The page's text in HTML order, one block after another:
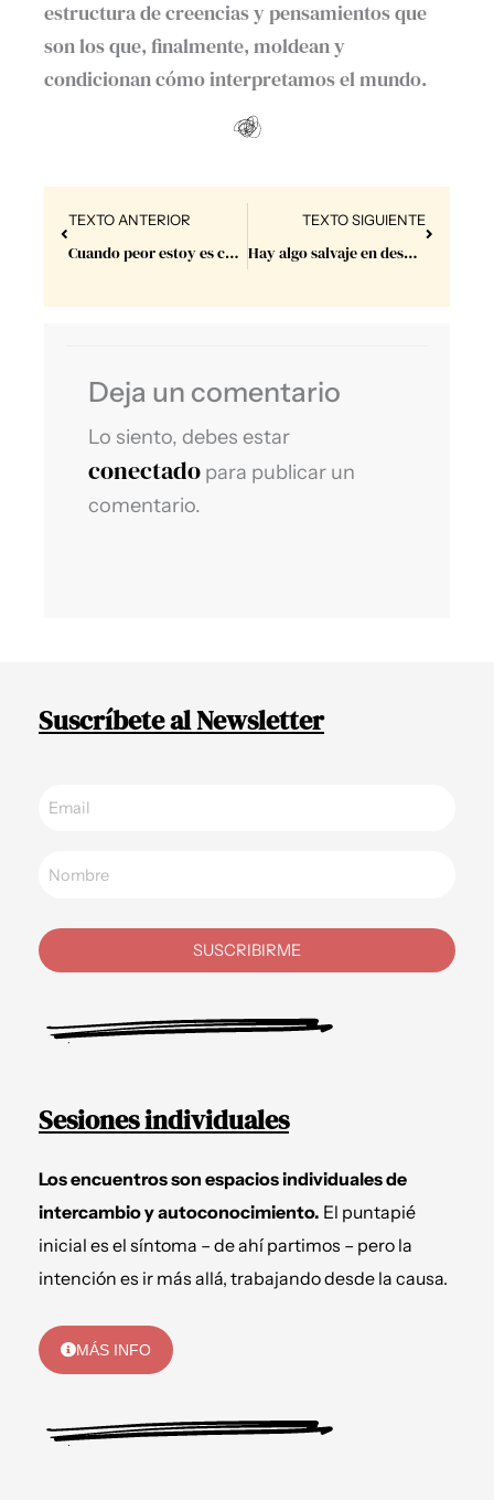
estructura de creencias y pensamientos que
son los que, finalmente, moldean y
condicionan cómo interpretamos el mundo.
Prev
TEXTO ANTERIOR
Cuando peor estoy es cuando mejor estoy.
TEXTO SIGUIENTE
Hay algo salvaje en despertar.
Next
Deja un comentario
Lo siento, debes estar
conectado para publicar un
comentario.
Suscríbete al Newsletter
SUSCRIBIRME
Sesiones individuales
Los encuentros son espacios individuales de
intercambio y autoconocimiento. El puntapié
inicial es el síntoma – de ahí partimos – pero la
intención es ir más allá, trabajando desde la causa.
MÁS INFO